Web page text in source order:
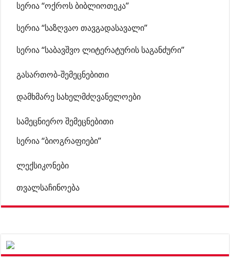
სერია “ოქროს ბიბლიოთეკა”
სერია “საზღვაო თავგადასავალი”
სერია “საბავშვო ლიტერატურის საგანძური”
გასართობ-შემეცნებითი
დამხმარე სახელმძღვანელოები
სამეცნიერო შემეცნებითი
სერია “ბიოგრაფიები”
ლექსიკონები
თვალსაჩინოება